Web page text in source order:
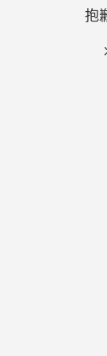
抱